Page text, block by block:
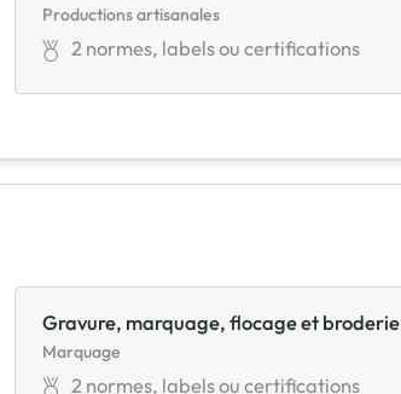
Productions artisanales
2 normes, labels ou certifications
Gravure, marquage, flocage et broderie
Marquage
2 normes, labels ou certifications